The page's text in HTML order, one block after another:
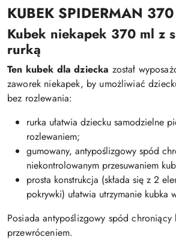
KUBEK SPIDERMAN
Kubek niekapek 370 ml z
rurką
Ten kubek dla dziecka został
zaworek niekapek, by umożliwiać
bez rozlewania:
rurka ułatwia dziecku samodzielne
rozlewaniem;
gumowany, antypoślizgowy spód
niekontrolowanym przesuwaniem
prosta konstrukcja (składa się z 2
pokrywki) ułatwia utrzymanie kubka
Posiada antypoślizgowy spód chroniący
przewróceniem.